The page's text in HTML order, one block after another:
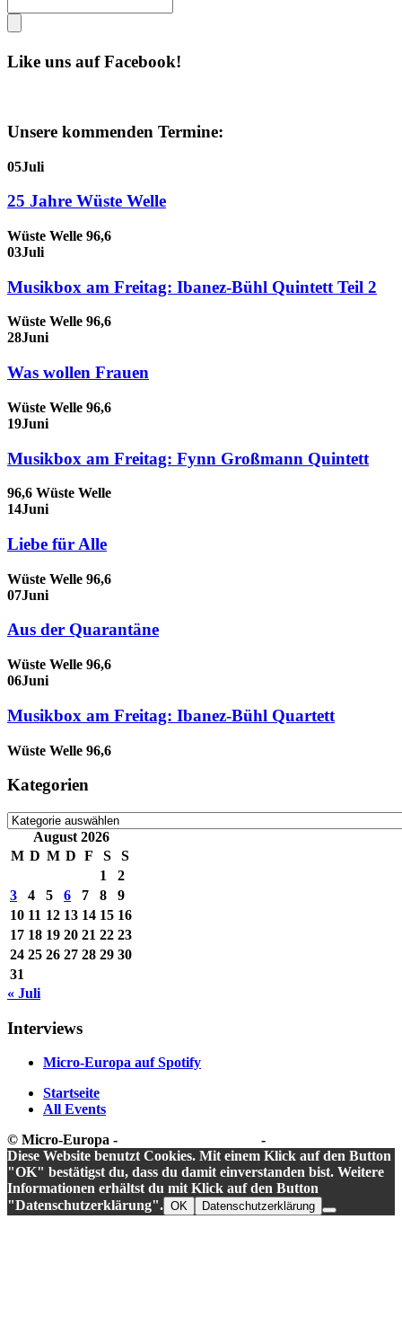
Like uns auf Facebook!
Unsere kommenden Termine:
05Juli
25 Jahre Wüste Welle
Wüste Welle 96,6
03Juli
Musikbox am Freitag: Ibanez-Bühl Quintett Teil 2
Wüste Welle 96,6
28Juni
Was wollen Frauen
Wüste Welle 96,6
19Juni
Musikbox am Freitag: Fynn Großmann Quintett
96,6 Wüste Welle
14Juni
Liebe für Alle
Wüste Welle 96,6
07Juni
Aus der Quarantäne
Wüste Welle 96,6
06Juni
Musikbox am Freitag: Ibanez-Bühl Quartett
Wüste Welle 96,6
Kategorien
Kategorien
August 2026
M D M D F S
S
1
2
3
4 5 6 7 8
9
10 11 12 13 14 15 16
17 18 19 20 21 22 23
24 25 26 27 28 29 30
31
« Juli
Interviews
Micro-Europa auf Spotify
Startseite
All Events
© Micro-Europa -
-
Diese Website benutzt Cookies. Mit einem Klick auf den Button
"OK" bestätigst du, dass du damit einverstanden bist. Weitere
Informationen erhältst du mit Klick auf den Button
"Datenschutzerklärung". OK Datenschutzerklärung